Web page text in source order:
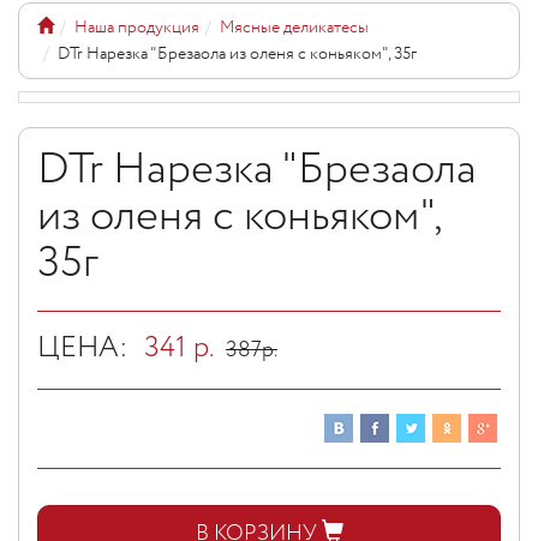
Наша продукция
Мясные деликатесы
DTr Нарезка "Брезаола из оленя с коньяком", 35г
DTr Нарезка "Брезаола
из оленя с коньяком",
35г
ЦЕНА: 341 р. 387р.
В КОРЗИНУ